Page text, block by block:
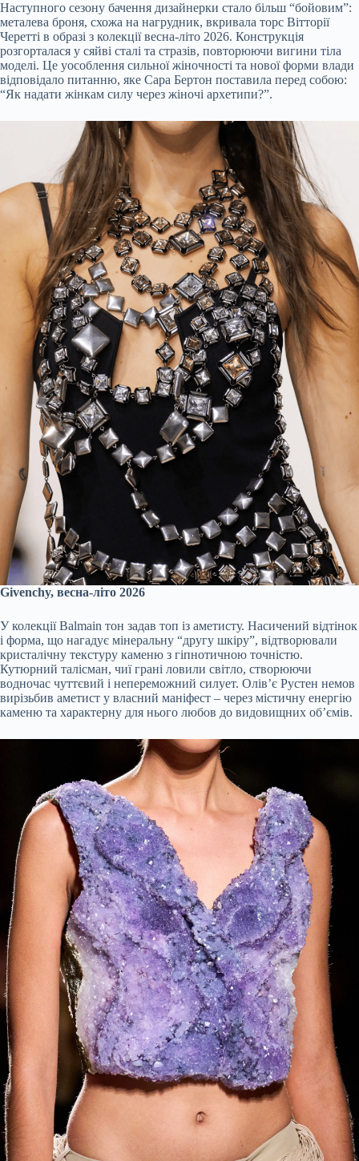
Наступного сезону бачення дизайнерки стало більш “бойовим”:
металева броня, схожа на нагрудник, вкривала торс Вітторії
Черетті в образі з колекції весна-літо 2026. Конструкція
розгорталася у сяйві сталі та стразів, повторюючи вигини тіла
моделі. Це уособлення сильної жіночності та нової форми влади
відповідало питанню, яке Сара Бертон поставила перед собою:
“Як надати жінкам силу через жіночі архетипи?”.
Givenchy, весна-літо 2026
У колекції Balmain тон задав топ із аметисту. Насичений відтінок
і форма, що нагадує мінеральну “другу шкіру”, відтворювали
кристалічну текстуру каменю з гіпнотичною точністю.
Кутюрний талісман, чиї грані ловили світло, створюючи
водночас чуттєвий і непереможний силует. Олів’є Рустен немов
вирізьбив аметист у власний маніфест – через містичну енергію
каменю та характерну для нього любов до видовищних об’ємів.